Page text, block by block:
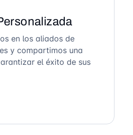
en los aliados de
y compartimos una
el éxito de sus